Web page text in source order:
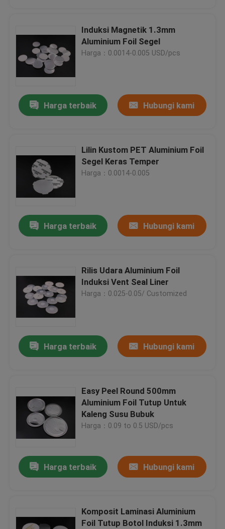
Induksi Magnetik 1.3mm
Aluminium Foil Segel
Harga：0.0014-0.005 USD/pcs
Harga terbaik Hubungi kami
Lilin Kustom PET Aluminium Foil
Segel Keras Temper
Harga：0.0014-0.005
Harga terbaik Hubungi kami
Rilis Udara Aluminium Foil
Induksi Vent Seal Liner
Harga：0.025-0.05/ Customized
Harga terbaik Hubungi kami
Easy Peel Round 500mm
Aluminium Foil Tutup Untuk
Kaleng Susu Bubuk
Harga：0.09 to 0.5 USD/pcs
Harga terbaik Hubungi kami
Komposit Laminasi Aluminium
Foil Tutup Botol Induksi 1.3mm